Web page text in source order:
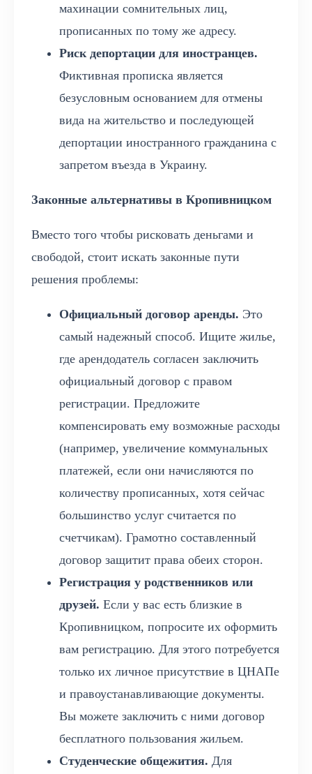
махинации сомнительных лиц,
прописанных по тому же адресу.
Риск депортации для иностранцев.
Фиктивная прописка является
безусловным основанием для отмены
вида на жительство и последующей
депортации иностранного гражданина с
запретом въезда в Украину.
Законные альтернативы в Кропивницком
Вместо того чтобы рисковать деньгами и
свободой, стоит искать законные пути
решения проблемы:
Официальный договор аренды. Это
самый надежный способ. Ищите жилье,
где арендодатель согласен заключить
официальный договор с правом
регистрации. Предложите
компенсировать ему возможные расходы
(например, увеличение коммунальных
платежей, если они начисляются по
количеству прописанных, хотя сейчас
большинство услуг считается по
счетчикам). Грамотно составленный
договор защитит права обеих сторон.
Регистрация у родственников или
друзей. Если у вас есть близкие в
Кропивницком, попросите их оформить
вам регистрацию. Для этого потребуется
только их личное присутствие в ЦНАПе
и правоустанавливающие документы.
Вы можете заключить с ними договор
бесплатного пользования жильем.
Студенческие общежития. Для